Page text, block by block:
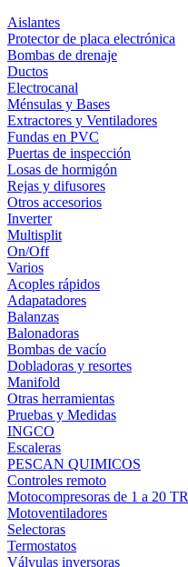
Aislantes
Protector de placa electrónica
Bombas de drenaje
Ductos
Electrocanal
Ménsulas y Bases
Extractores y Ventiladores
Fundas en PVC
Puertas de inspección
Losas de hormigón
Rejas y difusores
Otros accesorios
Inverter
Multisplit
On/Off
Varios
Acoples rápidos
Adapatadores
Balanzas
Balonadoras
Bombas de vacío
Dobladoras y resortes
Manifold
Otras herramientas
Pruebas y Medidas
INGCO
Escaleras
PESCAN QUIMICOS
Controles remoto
Motocompresoras de 1 a 20 TR
Motoventiladores
Selectoras
Termostatos
Válvulas inversoras